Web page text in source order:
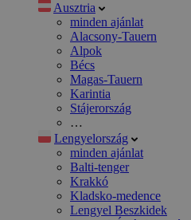
Ausztria
minden ajánlat
Alacsony-Tauern
Alpok
Bécs
Magas-Tauern
Karintia
Stájerország
…
Lengyelország
minden ajánlat
Balti-tenger
Krakkó
Kladsko-medence
Lengyel Beszkidek